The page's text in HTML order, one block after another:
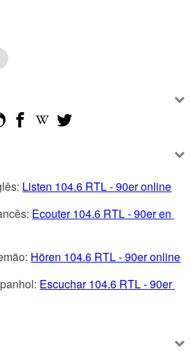
Listen 104.6 RTL - 90er online
Ecouter 104.6 RTL - 90er en
Hören 104.6 RTL - 90er online
Escuchar 104.6 RTL - 90er